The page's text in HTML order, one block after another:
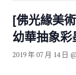
[佛光緣美
幼華抽象
2019 年 07 月 14 日